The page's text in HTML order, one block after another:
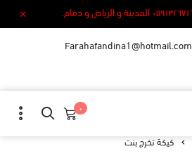
Farahafandina1@hotmail.com
٠
كيكة تخرج بنت